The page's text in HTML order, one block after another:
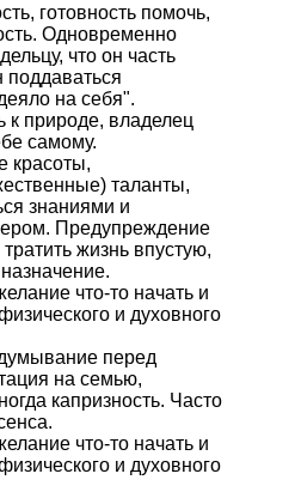
готовность помочь,
Одновременно
что он часть
на себя".
к природе, владелец
самому.
красоты,
таланты,
знаниями и
Предупреждение
жизнь впустую,
что-то начать и
и духовного
перед
на семью,
капризность. Часто
что-то начать и
и духовного